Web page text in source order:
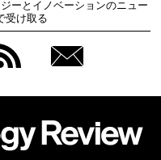
ーとイノベーションのニュー
受け取る